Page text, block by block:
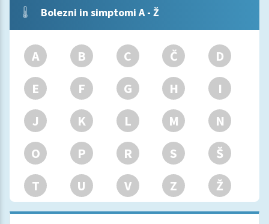
Bolezni in simptomi A - Ž
A B C Č
D
E
F G H
I
J
K L M
N
O
P R S
Š
T
U V Z Ž